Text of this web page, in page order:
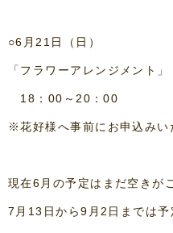
○6月21日（日）
「フラワーアレンジメン
18：00～20：00
※花好様へ事前にお申込みい
現在6月の予定はまだ空きが
7月13日から9月2日までは